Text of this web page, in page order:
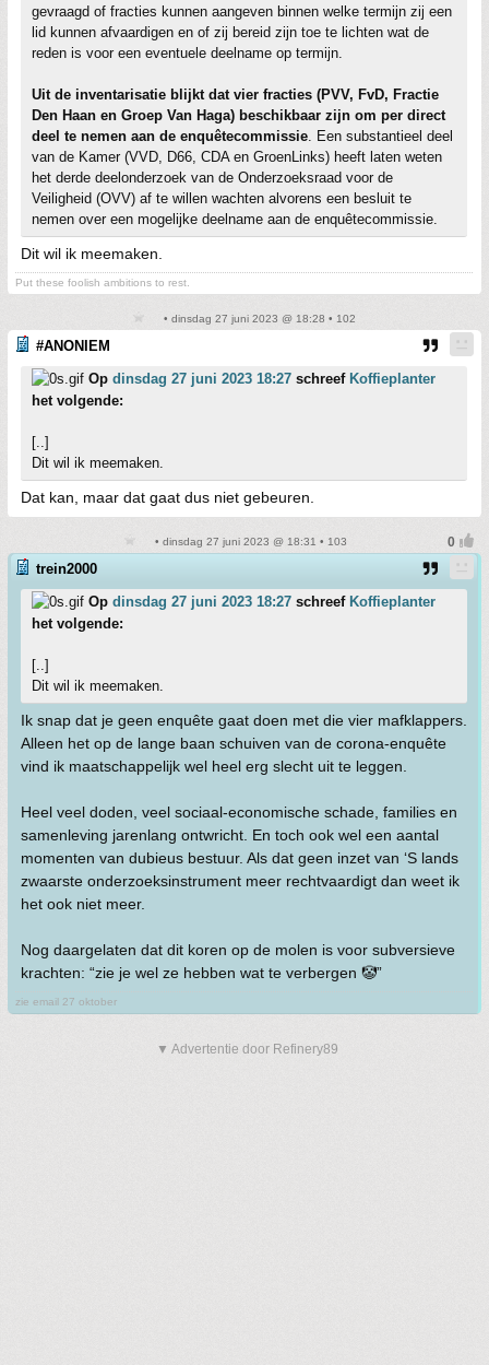
gevraagd of fracties kunnen aangeven binnen welke termijn zij een
lid kunnen afvaardigen en of zij bereid zijn toe te lichten wat de
reden is voor een eventuele deelname op termijn.
Uit de inventarisatie blijkt dat vier fracties (PVV, FvD, Fractie
Den Haan en Groep Van Haga) beschikbaar zijn om per direct
deel te nemen aan de enquêtecommissie. Een substantieel deel
van de Kamer (VVD, D66, CDA en GroenLinks) heeft laten weten
het derde deelonderzoek van de Onderzoeksraad voor de
Veiligheid (OVV) af te willen wachten alvorens een besluit te
nemen over een mogelijke deelname aan de enquêtecommissie.
Dit wil ik meemaken.
Put these foolish ambitions to rest.
• dinsdag 27 juni 2023 @ 18:28 • 102
#ANONIEM
Op dinsdag 27 juni 2023 18:27 schreef Koffieplanter
het volgende:
[..]
Dit wil ik meemaken.
Dat kan, maar dat gaat dus niet gebeuren.
• dinsdag 27 juni 2023 @ 18:31 • 103
trein2000
Op dinsdag 27 juni 2023 18:27 schreef Koffieplanter
het volgende:
[..]
Dit wil ik meemaken.
Ik snap dat je geen enquête gaat doen met die vier mafklappers.
Alleen het op de lange baan schuiven van de corona-enquête
vind ik maatschappelijk wel heel erg slecht uit te leggen.
Heel veel doden, veel sociaal-economische schade, families en
samenleving jarenlang ontwricht. En toch ook wel een aantal
momenten van dubieus bestuur. Als dat geen inzet van ‘S lands
zwaarste onderzoeksinstrument meer rechtvaardigt dan weet ik
het ook niet meer.
Nog daargelaten dat dit koren op de molen is voor subversieve
krachten: “zie je wel ze hebben wat te verbergen 🤡”
zie email 27 oktober
▼ Advertentie door Refinery89